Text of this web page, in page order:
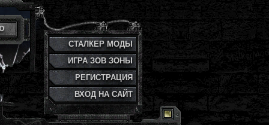
СТАЛКЕР МОДЫ
ИГРА ЗОВ ЗОНЫ
РЕГИСТРАЦИЯ
ВХОД НА САЙТ